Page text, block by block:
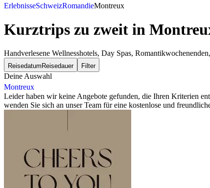
ErlebnisseSchweizRomandieMontreux
Kurztrips zu zweit in
Handverlesene Wellnesshotels, Day Spas,
Reisedatum Reisedauer Filter
Deine Auswahl
Montreux
Leider haben wir keine Angebote gefunden, die Ihren Kriterien
wenden Sie sich an unser Team für eine kostenlose und